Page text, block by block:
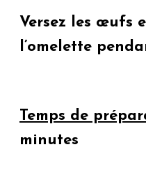
Versez les œufs
l’omelette
Temps de
minutes